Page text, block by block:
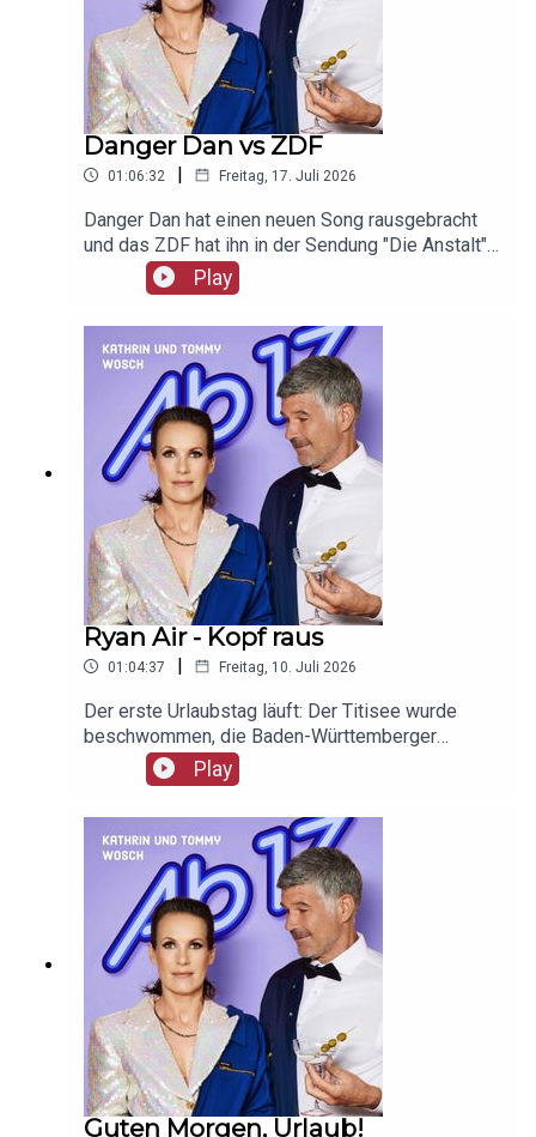
Danger Dan vs ZDF
01:06:32 | Freitag, 17. Juli 2026
Danger Dan hat einen neuen Song rausgebracht
und das ZDF hat ihn in der Sendung "Die Anstalt"
nicht gespielt. Die Aufregung und Promo ist groß.
Unser Werbepartner ist Giesswein, mit dem Code
https://serv.linkster.co/r/1qdkaSnEW5
Play
Ryan Air - Kopf raus
01:04:37 | Freitag, 10. Juli 2026
Der erste Urlaubstag läuft: Der Titisee wurde
beschwommen, die Baden-Württemberger
ausgecheckt und Alpine Divorce unter die Lupe
genommen. Freut euch – aber nicht zu früh, okay?
Unser Werbepartner ist Giesswein, mit dem Code
Ab17 bekommt ihr 20%, klickt einfach hier:
https://serv.linkster.co/r/1qdkaSnEW5
Play
Guten Morgen, Urlaub!